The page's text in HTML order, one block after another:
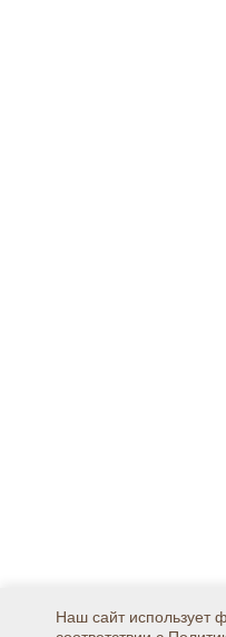
Наш сайт использует